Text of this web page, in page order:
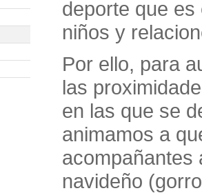
deporte que
niños y
Por ello, para
las
en las que se
animamos a
acompañantes
navideño